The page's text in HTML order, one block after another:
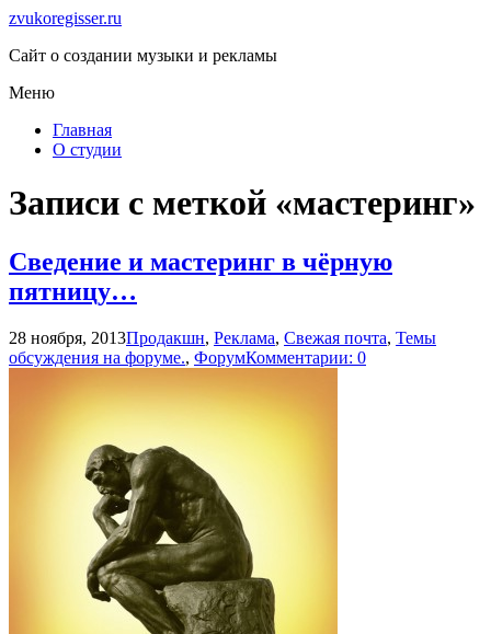
zvukoregisser.ru
Сайт о создании музыки и рекламы
Меню
Главная
О студии
Записи с меткой «мастеринг»
Сведение и мастеринг в чёрную
пятницу…
28 ноября, 2013Продакшн, Реклама, Свежая почта, Темы
обсуждения на форуме., ФорумКомментарии: 0